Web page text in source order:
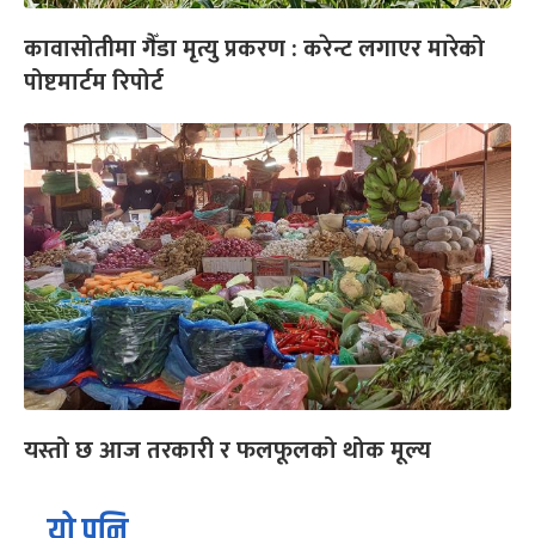
कावासोतीमा गैँडा मृत्यु प्रकरण : करेन्ट लगाएर मारेको
पोष्टमार्टम रिपोर्ट
यस्तो छ आज तरकारी र फलफूलको थोक मूल्य